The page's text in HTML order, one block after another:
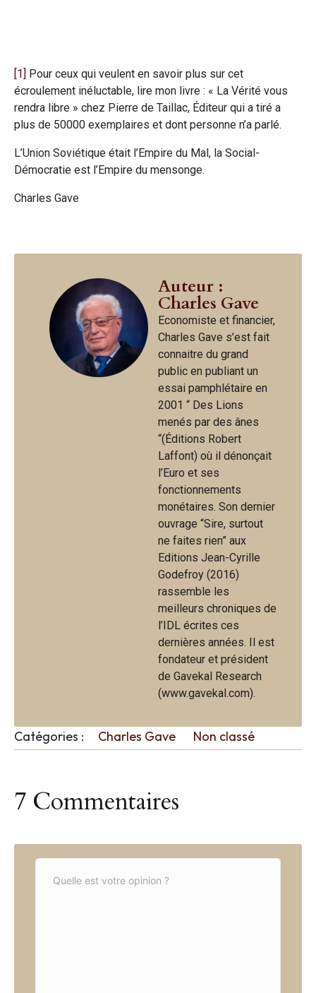
[1] Pour ceux qui veulent en savoir plus sur cet
écroulement inéluctable, lire mon livre : « La Vérité vous
rendra libre » chez Pierre de Taillac, Éditeur qui a tiré a
plus de 50000 exemplaires et dont personne n’a parlé.
L’Union Soviétique était l’Empire du Mal, la Social-
Démocratie est l’Empire du mensonge.
Charles Gave
Auteur :
Charles Gave
Economiste et financier,
Charles Gave s’est fait
connaitre du grand
public en publiant un
essai pamphlétaire en
2001 “ Des Lions
menés par des ânes
“(Éditions Robert
Laffont) où il dénonçait
l’Euro et ses
fonctionnements
monétaires. Son dernier
ouvrage “Sire, surtout
ne faites rien” aux
Editions Jean-Cyrille
Godefroy (2016)
rassemble les
meilleurs chroniques de
l’IDL écrites ces
dernières années. Il est
fondateur et président
de Gavekal Research
(www.gavekal.com).
Catégories : Charles Gave Non classé
7 Commentaires
C